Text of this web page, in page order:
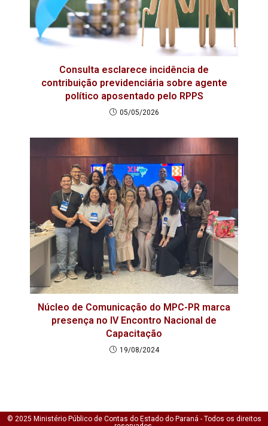
Consulta esclarece incidência de
contribuição previdenciária sobre agente
político aposentado pelo RPPS
05/05/2026
Núcleo de Comunicação do MPC-PR marca
presença no IV Encontro Nacional de
Capacitação
19/08/2024
© 2025 Ministério Público de Contas do Estado do Paraná - Todos os direitos